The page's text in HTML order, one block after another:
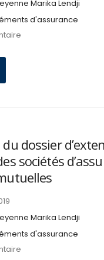
Marika Lendji
d'assurance
dossier
sociétés
Marika Lendji
d'assurance